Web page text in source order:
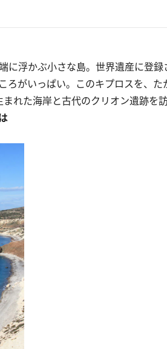
に浮かぶ小さな島。世界遺産に登
ろがいっぱい。このキプロスを、た
れた海岸と古代のクリオン遺跡を訪